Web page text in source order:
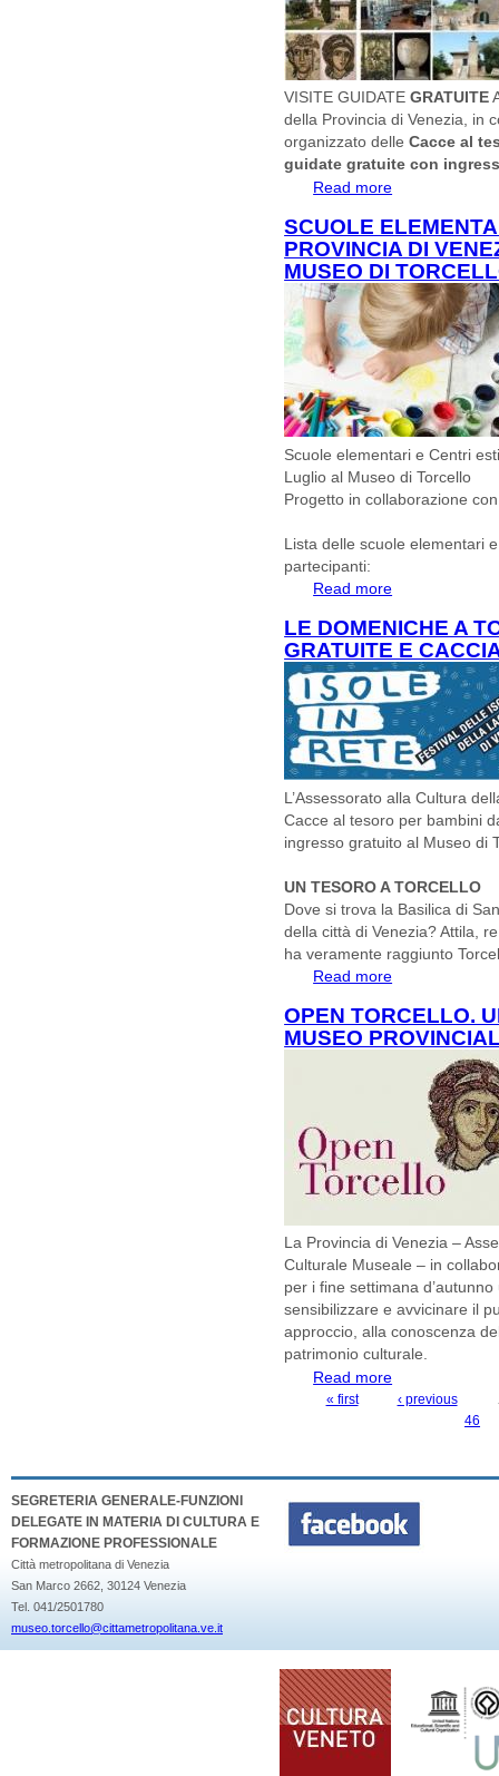
VISITE GUIDATEGRATUITE
della Provincia di Venezia, in
organizzato delleCacce al
guidate gratuite con
Read more
SCUOLE
PROVINCIA DI
MUSEO DI
Scuole elementari e Centri
Luglio al Museo di Torcello
Progetto in collaborazione
Lista delle scuole elementari
partecipanti:
Read more
LE DOMENICHE A
GRATUITE E
L’Assessorato alla Cultura
Cacce al tesoro per bambini
ingresso gratuito al Museo di
UN TESORO A TORCELLO
Dove si trova la Basilica di
della città di Venezia? Attila,
ha veramente raggiunto
Read more
OPEN TORCELLO.
MUSEO
La Provincia di Venezia –
Culturale Museale – in
per i fine settimana
sensibilizzare e avvicinare il
approccio, alla conoscenza
patrimonio culturale.
Read more
Provinciale di
« first ‹ previous
46
SEGRETERIA GENERALE-FUNZIONI
DELEGATE IN MATERIA DI CULTURA E
FORMAZIONE PROFESSIONALE
Città metropolitana di Venezia
San Marco 2662, 30124 Venezia
Tel. 041/2501780
museo.torcello@cittametropolitana.ve.it